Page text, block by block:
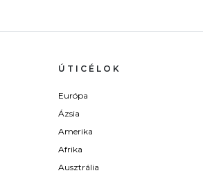
ÚTICÉLOK
Európa
Ázsia
Amerika
Afrika
Ausztrália